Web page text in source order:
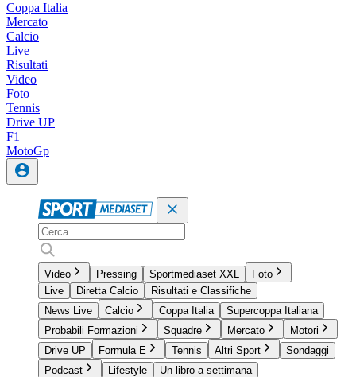
Coppa Italia
Mercato
Calcio
Live
Risultati
Video
Foto
Tennis
Drive UP
F1
MotoGp
Video Pressing Sportmediaset XXL
Foto
Live
Diretta Calcio
Risultati e Classifiche
News Live
Calcio Coppa Italia
Supercoppa Italiana
Probabili Formazioni
Squadre Mercato
Motori
Drive UP
Formula E Tennis Altri Sport
Sondaggi
Podcast
Lifestyle
Un libro a settimana